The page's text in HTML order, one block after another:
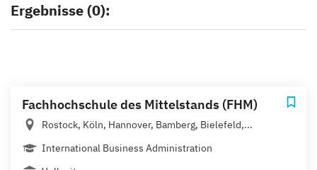
Ergebnisse (0):
Fachhochschule des Mittelstands (FHM)
Rostock, Köln, Hannover, Bamberg, Bielefeld,...
International Business Administration